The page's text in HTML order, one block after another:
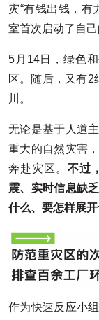
灾“有钱出钱，有
室首次启动了自己
5月14日，绿色
区。随后，又有2
川。
无论是基于人道
重大的自然灾害
奔赴灾区。 不过
震、实时信息缺
什么、要怎样展
作为快速反应小